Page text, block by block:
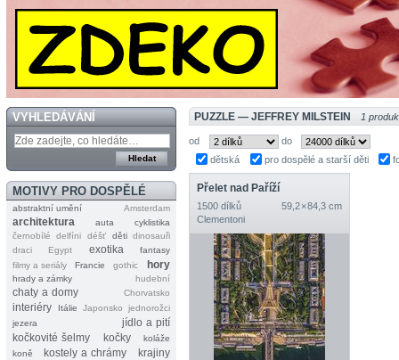
VYHLEDÁVÁNÍ
MOTIVY PRO DOSPĚLÉ
abstraktní umění Amsterdam
architektura auta
cyklistika
černobílé
delfíni déšť děti dinosauři
draci
Egypt exotika
fantasy
filmy a seriály
Francie gothic hory
hrady a zámky hudební
chaty a domy Chorvatsko
interiéry Itálie Japonsko
jednorožci
jezera
jídlo a pití
kočkovité šelmy
kočky
koláže
koně
kostely a chrámy
krajiny
PUZZLE — JEFFREY MILSTEIN 1
od
do
dětská
pro dospělé a starší děti
Přelet nad Paříží
1500 dílků
59,2 × 84,3 cm
Clementoni